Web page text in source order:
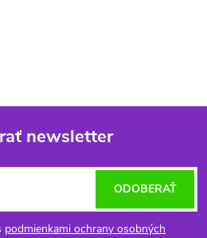
newsletter
podmienkami ochrany osobných
ODOBERAŤ